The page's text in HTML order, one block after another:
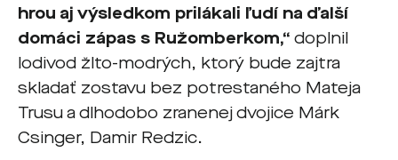
hrou aj výsledkom prilákali ľudí na ďalší
domáci zápas s Ružomberkom,“ doplnil
lodivod žlto-modrých, ktorý bude zajtra
skladať zostavu bez potrestaného Mateja
Trusu a dlhodobo zranenej dvojice Márk
Csinger, Damir Redzic.